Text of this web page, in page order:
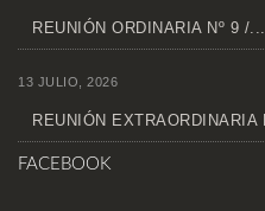
REUNIÓN ORDINARIA Nº 9 /...
13 JULIO, 2026
REUNIÓN
FACEBOOK